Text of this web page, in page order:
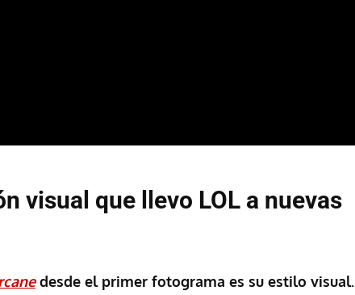
visual que llevo LOL a nuevas
desde el primer fotograma es su estilo visual.